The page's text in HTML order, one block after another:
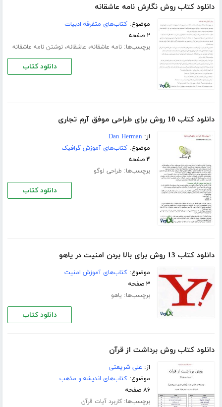
دانلود کتاب روش نگارش نامه عاشقانه
موضوع:کتاب‌های متفرقه ادبیات
۲ صفحه
برچسب‌ها:نامه عاشقانه، عاشقانه،نوشتن نامه عاشقانه
دانلود کتاب
دانلود کتاب 10 روش برای طراحی موفق آرم تجاری
از: Dan Herman
موضوع:کتاب‌های آموزش گرافیک
۴ صفحه
برچسب‌ها: طراحی لوگو
دانلود کتاب
دانلود کتاب 13 روش برای بالا بردن امنیت در یاهو
موضوع:کتاب‌های آموزش امنیت
۳ صفحه
برچسب‌ها: یاهو
دانلود کتاب
دانلود کتاب روش برداشت از قرآن
از: علی شریعتی
موضوع:کتاب‌های اندیشه و مذهب
۸۶ صفحه
برچسب‌ها:کاربرد آیات قرآن